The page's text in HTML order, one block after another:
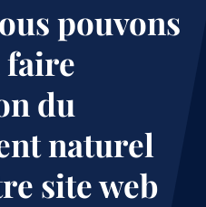
pouvons
faire
du
naturel
site web